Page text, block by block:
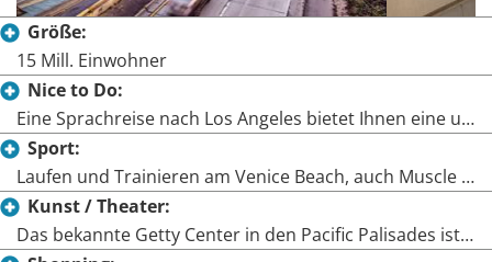
Größe:
15 Mill. Einwohner
Nice to Do:
Eine Sprachreise nach Los Angeles bietet Ihnen eine unendliche Vielfalt an Freizeitmöglichkeiten: Besuchen Sie Hollywood mit seinem berühmten Walk of Fame, Beverly Hills und den Rodeo Drive. Besichtigen Sie die Universal Studios und Disneyland oder verbringen Sie wunderschöne Stunden an der Santa Monica Promenade und Kai und relaxen Sie am wunderschönen und weltbekannten Strand in Santa Monica.
Sport:
Laufen und Trainieren am Venice Beach, auch Muscle Beach genannt, Surfen, Football, Baseball, Basketball, Beachvolleyball, Yoga, Inlinen & Skaten, Radfahren, Wandern
Kunst / Theater:
Das bekannte Getty Center in den Pacific Palisades ist nur eines der vielen Museen Los Angeles.